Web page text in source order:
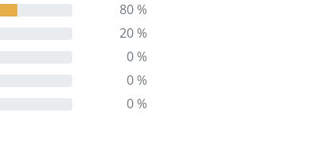
80 %
20 %
0 %
0 %
0 %